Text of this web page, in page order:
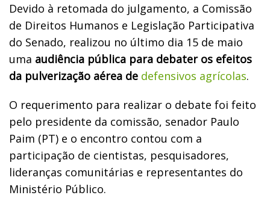
Devido à retomada do julgamento, a Comissão
de Direitos Humanos e Legislação Participativa
do Senado, realizou no último dia 15 de maio
uma audiência pública para debater os efeitos
da pulverização aérea de defensivos agrícolas.
O requerimento para realizar o debate foi feito
pelo presidente da comissão, senador Paulo
Paim (PT) e o encontro contou com a
participação de cientistas, pesquisadores,
lideranças comunitárias e representantes do
Ministério Público.